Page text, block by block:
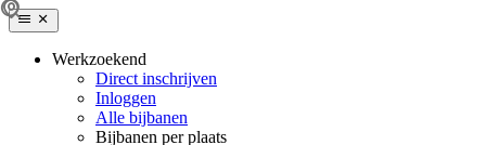
Werkzoekend
Direct inschrijven
Inloggen
Alle bijbanen
Bijbanen per plaats